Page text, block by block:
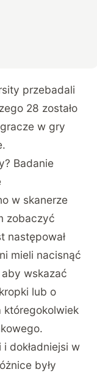
przebadali
28 zostało
w gry
Badanie
w skanerze
zobaczyć
następował
mieli nacisnąć
wskazać
lub o
któregokolwiek
dokładniejsi w
były